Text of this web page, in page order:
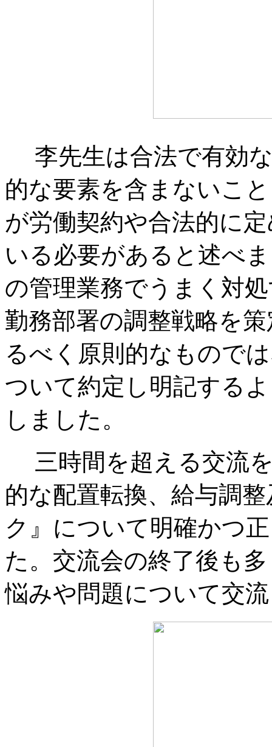
李先生は合法で有効
的な要素を含まないこ
が労働契約や合法的に
いる必要があると述べ
の管理業務でうまく対
勤務部署の調整戦略を
るべく原則的なもので
ついて約定し明記する
しました。
三時間を超える交流
的な配置転換、給与調
ク』について明確かつ
た。交流会の終了後も
悩みや問題について交